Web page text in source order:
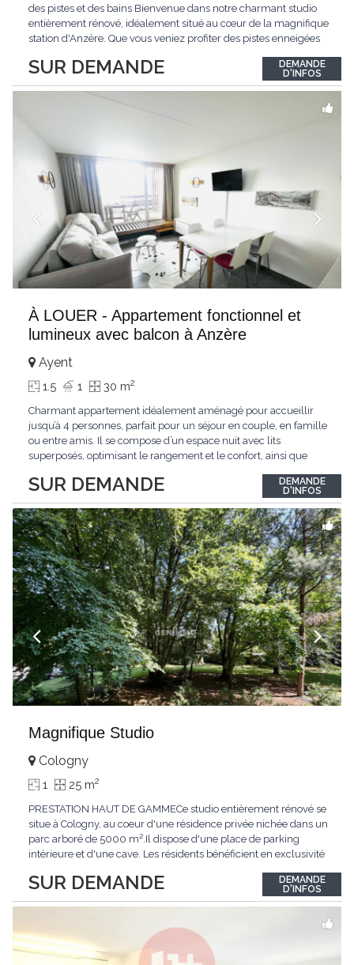
SUR DEMANDE
des pistes et des bains Bienvenue dans notre charmant studio
entièrement rénové, idéalement situé au cœur de la magnifique
station d'Anzère. Que vous veniez profiter des pistes enneigées
ressourcer en montagne, ce logement vous offrira tout le confort
nécessaire...
DEMANDE
D'INFOS
À LOUER - Appartement fonctionnel et
lumineux avec balcon à Anzère
SUR DEMANDE
Ayent
1.5 1 30 m2
Charmant appartement idéalement aménagé pour accueillir
jusqu’à 4 personnes, parfait pour un séjour en couple, en famille
ou entre amis. Il se compose d’un espace nuit avec lits
superposés, optimisant le rangement et le confort, ainsi que
télévision murale. La cuisine ouverte et entièrement équipée
(plaques de...
DEMANDE
D'INFOS
Magnifique Studio
SUR DEMANDE
Cologny
1 25 m2
PRESTATION HAUT DE GAMMECe studio entièrement rénové se
situe à Cologny, au coeur d'une résidence privée nichée dans un
parc arboré de 5000 m².Il dispose d'une place de parking
intérieure et d'une cave. Les résidents bénéficient en exclusivité
vélos et d'une salle de jeux.ACCESSIBILITÉAccessible en voiture
par la route de...
DEMANDE
D'INFOS